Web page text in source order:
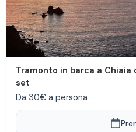
Tramonto in barca a Chiaia
set
Da 30€ a persona